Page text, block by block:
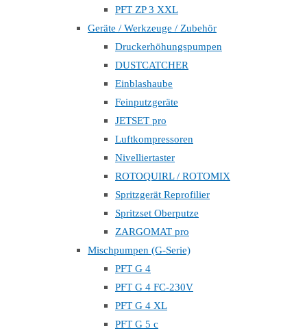
PFT ZP 3 XXL
Geräte / Werkzeuge / Zubehör
Druckerhöhungspumpen
DUSTCATCHER
Einblashaube
Feinputzgeräte
JETSET pro
Luftkompressoren
Nivelliertaster
ROTOQUIRL / ROTOMIX
Spritzgerät Reprofilier
Spritzset Oberputze
ZARGOMAT pro
Mischpumpen (G-Serie)
PFT G 4
PFT G 4 FC-230V
PFT G 4 XL
PFT G 5 c